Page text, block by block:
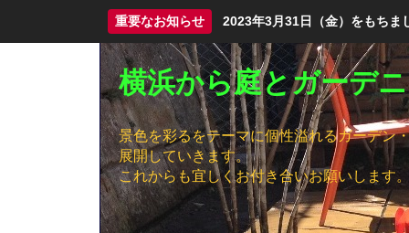
重要なお知らせ 2023年3月31日（金）をもちま
横浜から庭とガーデ
景色を彩るをテーマに個性溢れるガーデン
展開していきます。
これからも宜しくお付き合いお願いします